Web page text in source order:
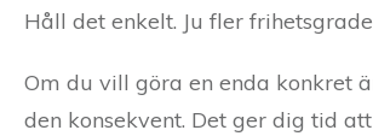
Håll det enkelt. Ju fler
Om du vill göra en enda konkret
den konsekvent. Det ger dig tid